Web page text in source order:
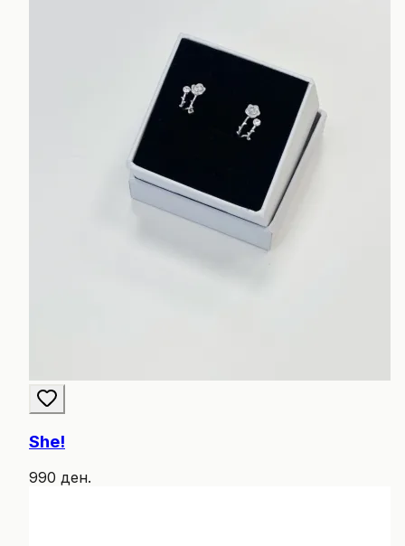
She!
990 ден.